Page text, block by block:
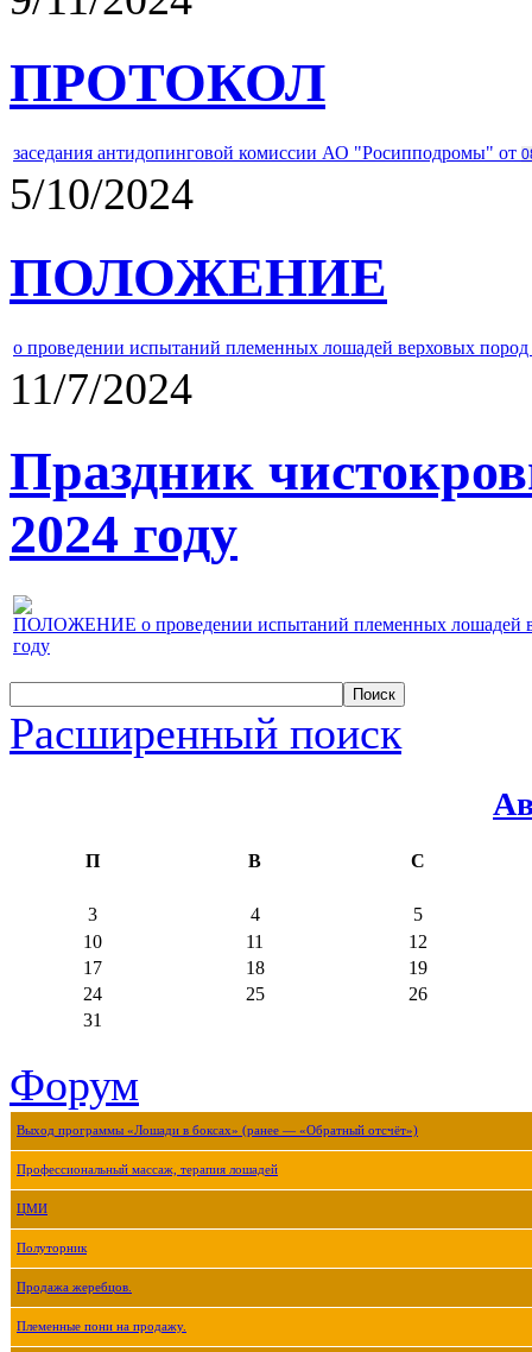
ПРОТОКОЛ
заседания антидопинговой комиссии АО "Росипподромы" от
5/10/2024
ПОЛОЖЕНИЕ
о проведении испытаний племенных лошадей верховых
11/7/2024
Праздник
2024 году
ПОЛОЖЕНИЕ о проведении испытаний племенных лошадей
году
Расширенный поиск
П В С
3 4
5
10
11
12
17
18
19
24
25
26
31
Форум
Выход программы «Лошади в боксах» (ранее — «Обратный отсчёт»)
Профессиональный массаж, терапия лошадей
ЦМИ
Полуторник
Продажа жеребцов.
Племенные пони на продажу.